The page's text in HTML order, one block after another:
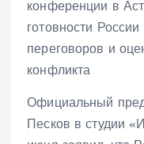
конференции в
готовности
переговоров и
конфликта
Официальный
Песков в студии